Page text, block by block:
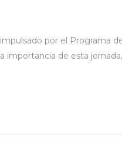
por el Programa
importancia de esta